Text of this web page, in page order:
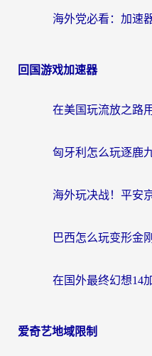
回国游戏加速器
爱奇艺地域限制